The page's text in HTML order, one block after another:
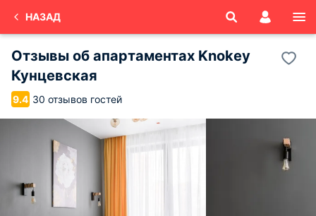
НАЗАД
Отзывы об апартаментах Knokey
Кунцевская
9.4 30 отзывов гостей